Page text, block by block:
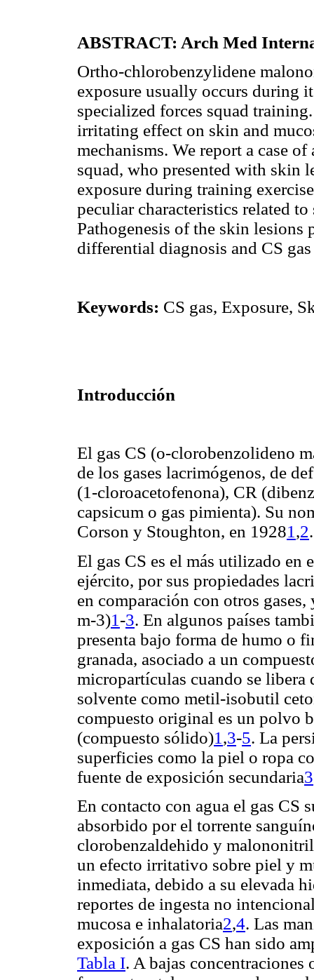
ABSTRACT: Arch Med
Ortho-chlorobenzylidene
exposure usually occurs during
specialized forces squad
irritating effect on skin and
mechanisms. We report a case
squad, who presented with skin
exposure during training
peculiar characteristics related
Pathogenesis of the skin lesions
differential diagnosis and CS
Keywords: CS gas, Exposure,
Introducción
El gas CS (o-clorobenzolideno
de los gases lacrimógenos, de
(1-cloroacetofenona), CR
capsicum o gas pimienta). Su
Corson y Stoughton, en 19281,2.
El gas CS es el más utilizado
ejército, por sus propiedades
en comparación con otros
m-3)1 -3. En algunos países
presenta bajo forma de humo o
granada, asociado a un
micropartículas cuando se libera
solvente como metil-isobutil
compuesto original es un polvo
(compuesto sólido)1 ,3-5. La
superficies como la piel o ropa
fuente de exposición secundaria3
En contacto con agua el gas CS
absorbido por el torrente
clorobenzaldehido y
un efecto irritativo sobre piel y
inmediata, debido a su elevada
reportes de ingesta no
mucosa e inhalatoria2,4. Las
exposición a gas CS han sido
Tabla I. A bajas concentraciones